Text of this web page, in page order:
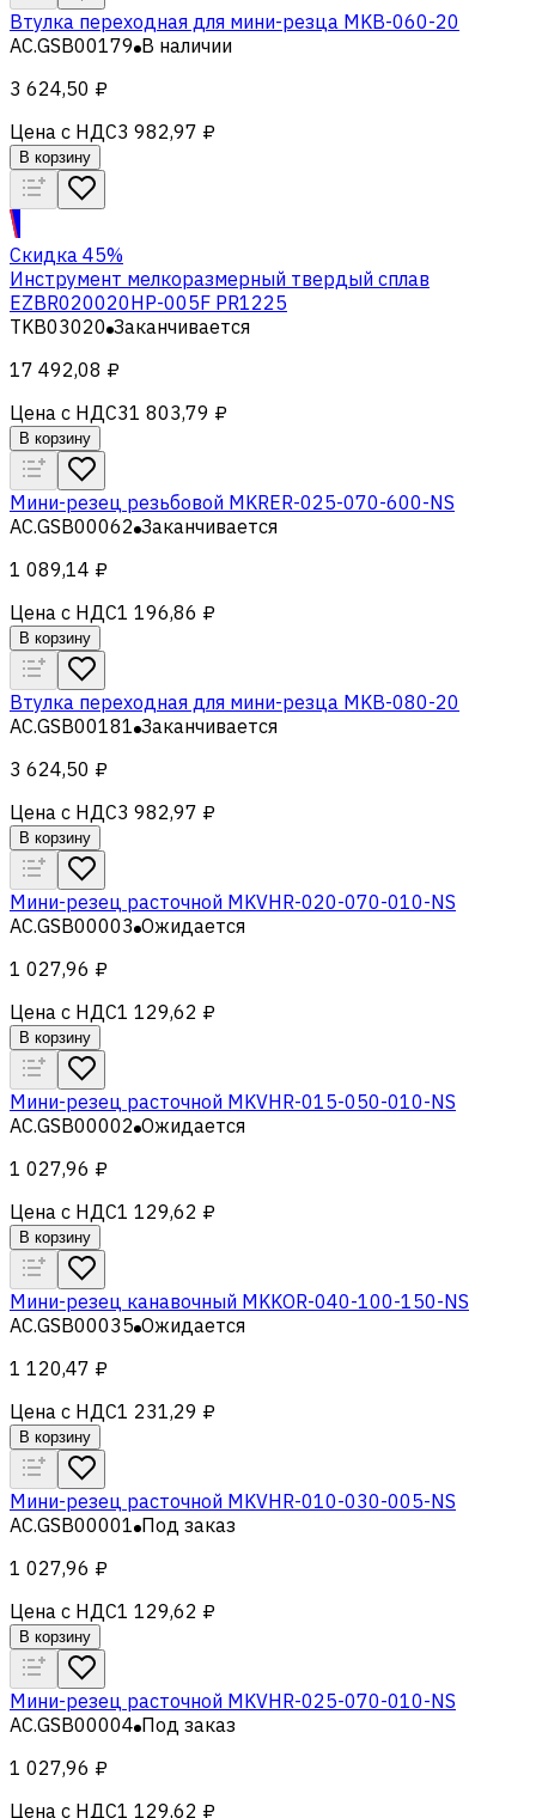
Втулка переходная для мини-резца MKB-060-20
AC.GSB00179 В наличии
3 624,50 ₽
Цена с НДС3 982,97 ₽
В корзину
Скидка 45%
Инструмент мелкоразмерный твердый сплав
EZBR020020HP-005F PR1225
TKB03020 Заканчивается
17 492,08 ₽
Цена с НДС31 803,79 ₽
В корзину
Мини-резец резьбовой MKRER-025-070-600-NS
AC.GSB00062 Заканчивается
1 089,14 ₽
Цена с НДС1 196,86 ₽
В корзину
Втулка переходная для мини-резца MKB-080-20
AC.GSB00181 Заканчивается
3 624,50 ₽
Цена с НДС3 982,97 ₽
В корзину
Мини-резец расточной MKVHR-020-070-010-NS
AC.GSB00003 Ожидается
1 027,96 ₽
Цена с НДС1 129,62 ₽
В корзину
Мини-резец расточной MKVHR-015-050-010-NS
AC.GSB00002 Ожидается
1 027,96 ₽
Цена с НДС1 129,62 ₽
В корзину
Мини-резец канавочный MKKOR-040-100-150-NS
AC.GSB00035 Ожидается
1 120,47 ₽
Цена с НДС1 231,29 ₽
В корзину
Мини-резец расточной MKVHR-010-030-005-NS
AC.GSB00001 Под заказ
1 027,96 ₽
Цена с НДС1 129,62 ₽
В корзину
Мини-резец расточной MKVHR-025-070-010-NS
AC.GSB00004 Под заказ
1 027,96 ₽
Цена с НДС1 129,62 ₽